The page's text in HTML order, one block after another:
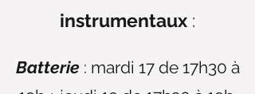
instrumentaux :
Batterie: mardi 17 de 17h30 à